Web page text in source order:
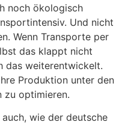
noch ökologisch
Und nicht
Wenn Transporte per
das klappt nicht
das weiterentwickelt.
Produktion unter den
zu optimieren.
wie der deutsche